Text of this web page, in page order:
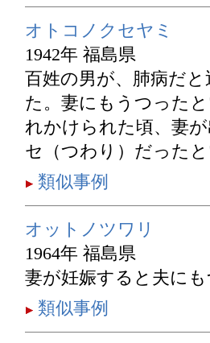
オトコノクセヤミ
1942年 福島県
百姓の男が、肺病だ
た。妻にもうつった
れかけられた頃、妻
セ（つわり）だった
類似事例
オットノツワリ
1964年 福島県
妻が妊娠すると夫に
類似事例